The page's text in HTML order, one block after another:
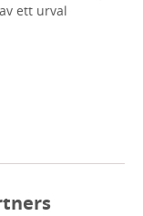
ett urval